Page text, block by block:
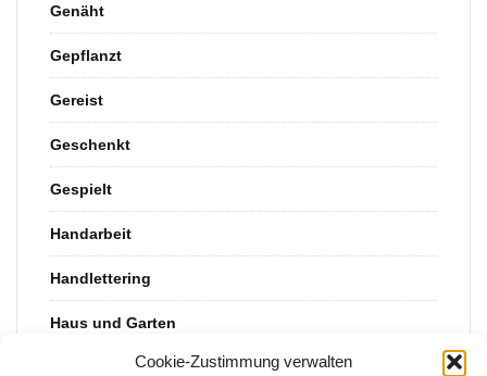
Cookie-Zustimmung verwalten
Genäht
Gepflanzt
Gereist
Geschenkt
Gespielt
Handarbeit
Handlettering
Haus und Garten